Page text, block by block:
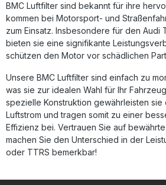
bestens gegen Benzindämpfe sowie
durch Luftfeuchtigkeit geschützt. Das
Öl getränkte Baumwollmaterial sorgt
Luftdurchlässigkeit und ermöglicht
unter hoher Belastung. Der Austausch
durch diesen BMC-Luftfilter bietet
Steigerung von Leistung und Effizienz
anspruchsvolle Tuning-Enthusiasten. Erhöhter Luftdurchsatz
für verbesserte Motorleistung Innovative Full-Moulding-
Technologie ohne Schweißnähte Hervorragende
Filtereigenschaften und lange Lebensdauer
Korrosion und Benzindämpfen Einfache Reinigung und
Wiederverwendbarkeit Lieferumfang: 1x BMC Performance
Luftfilter FB887/20 Montagehinweise
BMC Luftfilter sind bekannt für ihre
kommen bei Motorsport- und
zum Einsatz. Insbesondere für den Audi
bieten sie eine signifikante
schützen den Motor vor schädlichen
Unsere BMC Luftfilter sind einfach zu
was sie zur idealen Wahl für Ihr
spezielle Konstruktion gewährleisten sie
Luftstrom und tragen somit zu einer
Effizienz bei. Vertrauen Sie auf
machen Sie den Unterschied in der
oder TTRS bemerkbar!